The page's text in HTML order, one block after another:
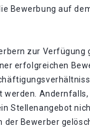
Bewerbung auf
zur Verfügung
erfolgreichen
werden. Andernfalls,
Stellenangebot
der Bewerber